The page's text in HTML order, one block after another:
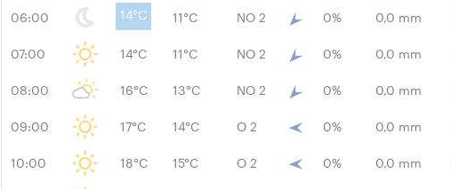
06:00 14°C 11°C NO 2 0% 0,0 mm
07:00 14°C 11°C NO 2 0% 0,0 mm
08:00 16°C 13°C NO 2 0% 0,0 mm
09:00 17°C 14°C O 2 0% 0,0 mm
10:00 18°C 15°C O 2 0% 0,0 mm